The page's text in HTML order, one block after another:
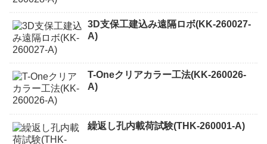
3D支保工建込み遠隔ロボ(KK-260027-
A)
T-Oneクリアカラー工法(KK-260026-
A)
繰返し孔内載荷試験(THK-260001-A)